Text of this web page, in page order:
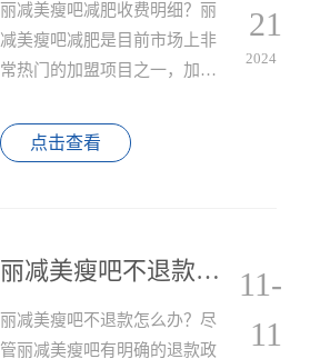
丽减美瘦吧减肥收费明细？丽
减美瘦吧减肥是目前市场上非
常热门的加盟项目之一，加盟
括以下几个部分：加盟费、店
铺装修费、设备费、广告费、
点击查看
21
2024
丽减美瘦吧不退款怎么办？
丽减美瘦吧不退款怎么办？尽
管丽减美瘦吧有明确的退款政
11-
11